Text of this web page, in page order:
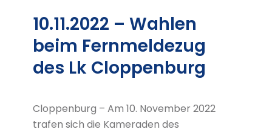
10.11.2022 – Wahlen
beim Fernmeldezug
des Lk Cloppenburg
Cloppenburg – Am 10. November 2022
trafen sich die Kameraden des